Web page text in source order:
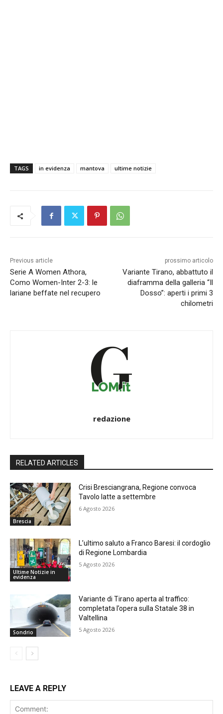
TAGS in evidenza mantova ultime notizie
Previous article
Serie A Women Athora,
Como Women-Inter 2-3: le
lariane beffate nel recupero
prossimo articolo
Variante Tirano, abbattuto il
diaframma della galleria “Il
Dosso”: aperti i primi 3
chilometri
redazione
RELATED ARTICLES
Brescia
Crisi Bresciangrana, Regione convoca
Tavolo latte a settembre
6 Agosto 2026
Ultime Notizie in
evidenza
L’ultimo saluto a Franco Baresi: il cordoglio
di Regione Lombardia
5 Agosto 2026
Sondrio
Variante di Tirano aperta al traffico:
completata l’opera sulla Statale 38 in
Valtellina
5 Agosto 2026
LEAVE A REPLY